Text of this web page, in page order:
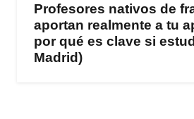
Profesores nativos de
aportan realmente a tu
por qué es clave si
Madrid)